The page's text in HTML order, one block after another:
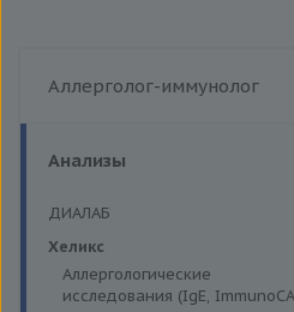
Аллерголог-иммунолог
Анализы
ДИАЛАБ
Биохимия крови
Хеликс
Аллергологические
исследования (IgE,